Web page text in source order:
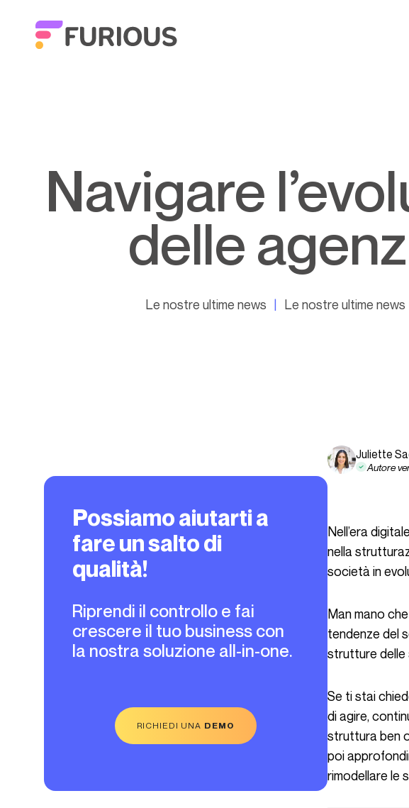
Navigare l’evoluzione della struttura
delle
Le nostre ultime news Le nostre ultime news
Possiamo aiutarti a
fare un salto di
qualità!
Riprendi il controllo e fai
crescere il tuo business con
la nostra soluzione all-in-one.
RICHIEDI UNA DEMO
Juliette
Autore
Nell’era digitale in continua evoluzione, le agenzie stanno attraversando un viaggio trasformativo
nella
società in
Man mano che i progressi tecnologici, i cambiamenti nei comportamenti dei consumatori e le nuove
tendenze del
strutture delle
Se ti stai chiedendo cosa significhi tutto questo per la tua agenzia, o se potrebbe essere il momento
di agire,
struttura ben
poi
rimodellare le